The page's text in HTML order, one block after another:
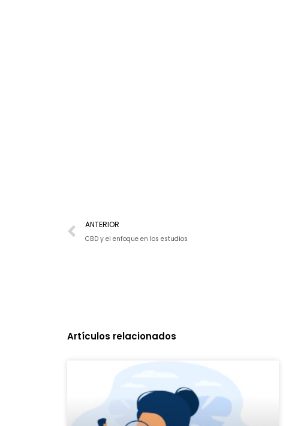
Previo
ANTERIOR
CBD y el enfoque en los estudios
Artículos relacionados